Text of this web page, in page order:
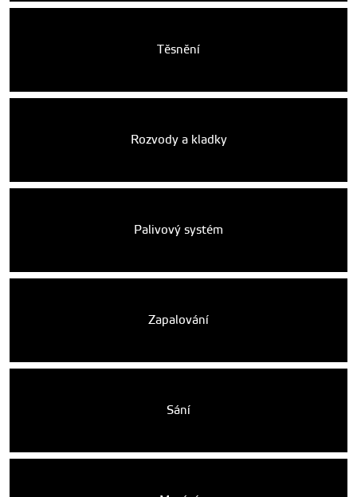
Těsnění
Rozvody a kladky
Palivový systém
Zapalování
Sání